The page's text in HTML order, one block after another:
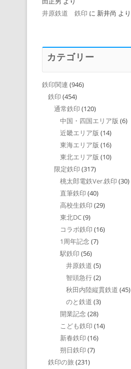
井原鉄道 鉄印 に 新井尚 より
カテゴリー
鉄印関連 (946)
鉄印 (454)
通常鉄印 (120)
中国・四国エリア版 (6)
近畿エリア版 (14)
東海エリア版 (16)
東北エリア版 (10)
限定鉄印 (317)
桃太郎電鉄Ver.鉄印 (30)
直筆鉄印 (40)
高校生鉄印 (29)
東北DC(9)
コラボ鉄印 (16)
1周年記念 (7)
駅鉄印 (56)
井原鉄道 (5)
智頭急行(2)
秋田内陸縦貫鉄道 (45)
のと鉄道 (3)
開業記念 (28)
こども鉄印 (14)
新春鉄印 (16)
朔日鉄印 (7)
鉄印の旅 (231)